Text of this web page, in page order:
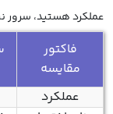
عملکرد هستید، سرور
فاکتور
مقایسه
عملکرد